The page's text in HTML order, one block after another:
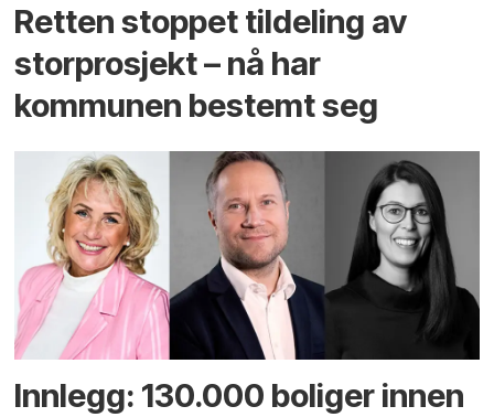
Retten stoppet tildeling av
storprosjekt – nå har
kommunen bestemt seg
Innlegg: 130.000 boliger innen